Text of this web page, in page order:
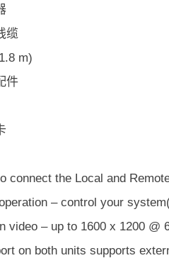
缆
m)
件
connect the Local and
– control your
video – up to 1600 x 1200 @
on both units supports